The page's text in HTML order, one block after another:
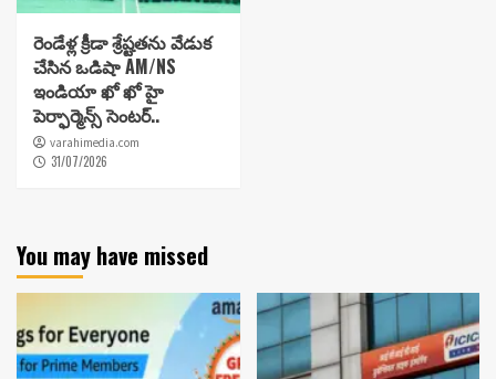
రెండేళ్ల క్రీడా శ్రేష్టతను వేడుక
చేసిన ఒడిషా AM/NS
ఇండియా ఖో ఖో హై
పెర్ఫార్మెన్స్ సెంటర్..
varahimedia.com
31/07/2026
You may have missed